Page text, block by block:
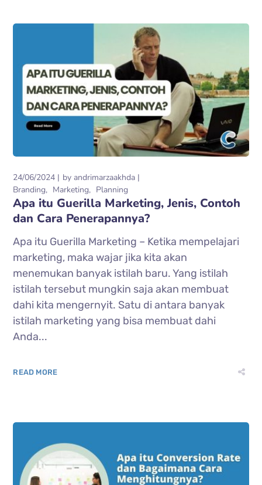
24/06/2024 by andrimarzaakhda
Branding
Marketing Planning
Apa itu Guerilla Marketing, Jenis, Contoh
dan Cara Penerapannya?
Apa itu Guerilla Marketing – Ketika mempelajari
marketing, maka wajar jika kita akan
menemukan banyak istilah baru. Yang istilah
istilah tersebut mungkin saja akan membuat
dahi kita mengernyit. Satu di antara banyak
istilah marketing yang bisa membuat dahi
Anda...
READ MORE